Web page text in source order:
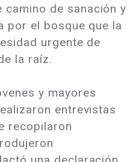
de sanación y
por el bosque que la
urgente de
la raíz.
y mayores
entrevistas
recopilaron